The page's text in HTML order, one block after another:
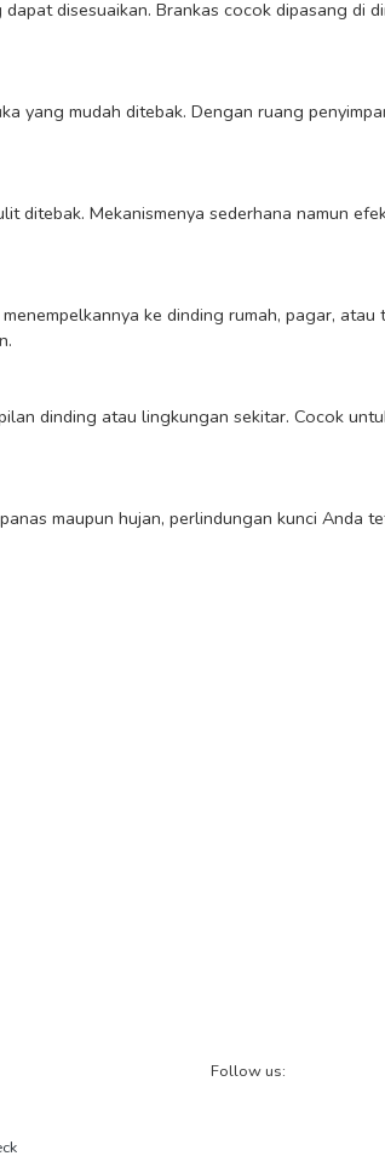
disesuaikan. Brankas cocok dipasang di
Follow us: